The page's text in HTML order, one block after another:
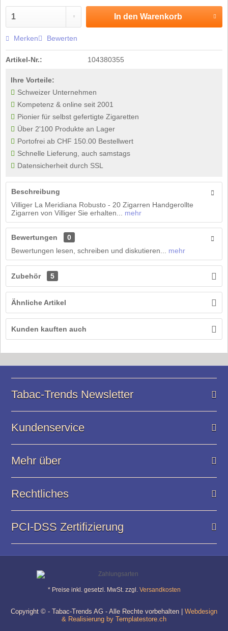
In den Warenkorb
Merken Bewerten
Artikel-Nr.: 104380355
Ihre Vorteile:
Schweizer Unternehmen
Kompetenz & online seit 2001
Pionier für selbst gefertigte Zigaretten
Über 2'100 Produkte an Lager
Portofrei ab CHF 150.00 Bestellwert
Schnelle Lieferung, auch samstags
Datensicherheit durch SSL
Beschreibung
Villiger La Meridiana Robusto - 20 Zigarren Handgerollte
Zigarren von Villiger Sie erhalten...
mehr
Bewertungen
0
Bewertungen lesen, schreiben und diskutieren...
mehr
Zubehör 5
Ähnliche Artikel
Kunden kauften auch
Tabac-Trends Newsletter
Kundenservice
Mehr über
Rechtliches
PCI-DSS Zertifizierung
* Preise inkl. gesetzl. MwSt. zzgl. Versandkosten
Copyright © - Tabac-Trends AG - Alle Rechte vorbehalten | Webdesign
& Realisierung by Templatestore.ch